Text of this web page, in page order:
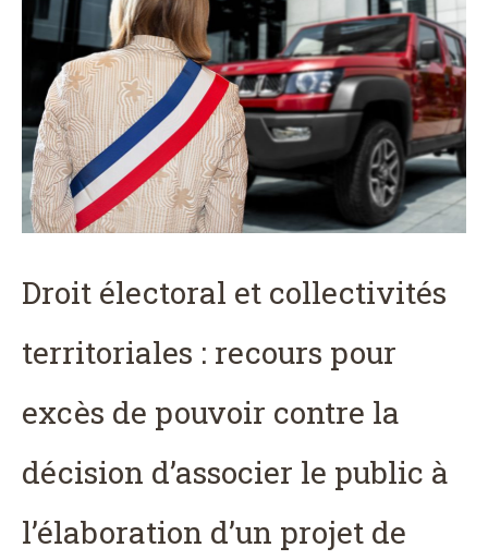
Droit électoral et collectivités
territoriales : recours pour
excès de pouvoir contre la
décision d’associer le public à
l’élaboration d’un projet de